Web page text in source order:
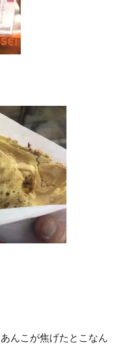
んこが焦げたとこなん